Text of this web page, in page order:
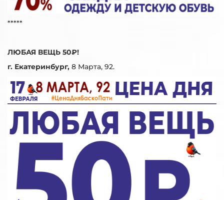
*****
ЛЮБАЯ ВЕЩЬ 50₽!
г. Екатеринбург, 8 Марта, 92.